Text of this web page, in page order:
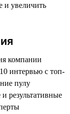
и увеличить
компании
интервью с топ-
пулу
результативные